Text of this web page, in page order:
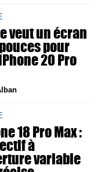
veut un écran
pour
20 Pro
18 Pro Max :
à
variable